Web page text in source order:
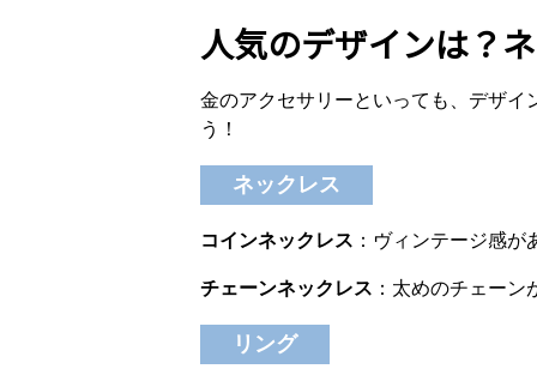
人気のデザインは？
金のアクセサリーといっても、デザ
う！
ネックレス
コインネックレス ：ヴィンテージ感
チェーンネックレス ：太めのチェー
リング